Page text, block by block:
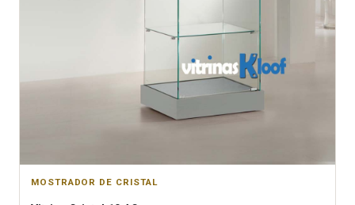
MOSTRADOR DE CRISTAL